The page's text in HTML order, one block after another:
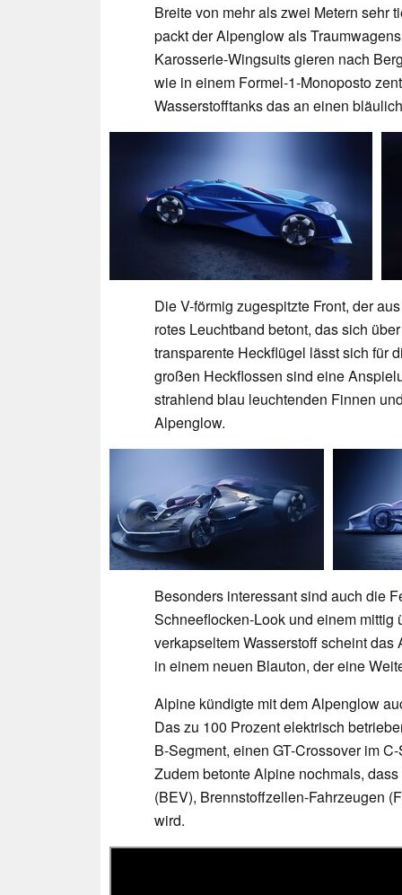
Breite von mehr als zwei Metern sehr
packt der Alpenglow als
Karosserie-Wingsuits gieren nach
wie in einem Formel-1-Monoposto
Wasserstofftanks das an einen
Die V-förmig zugespitzte Front, der
rotes Leuchtband betont, das sich
transparente Heckflügel lässt sich für
großen Heckflossen sind eine
strahlend blau leuchtenden Finnen
Alpenglow.
Besonders interessant sind auch die
Schneeflocken-Look und einem
verkapseltem Wasserstoff scheint
in einem neuen Blauton, der eine
Alpine kündigte mit dem Alpenglow
Das zu 100 Prozent elektrisch
B-Segment, einen GT-Crossover im
Zudem betonte Alpine nochmals,
(BEV), Brennstoffzellen-Fahrzeugen
wird.